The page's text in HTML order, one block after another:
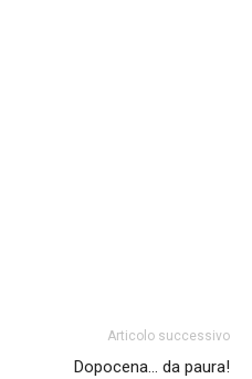
Articolo successivo
Dopocena… da paura!